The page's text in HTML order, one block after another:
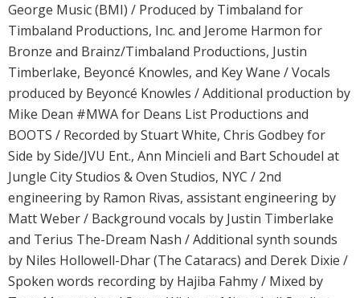
George Music (BMI) / Produced by Timbaland for
Timbaland Productions, Inc. and Jerome Harmon for
Bronze and Brainz/Timbaland Productions, Justin
Timberlake, Beyoncé Knowles, and Key Wane / Vocals
produced by Beyoncé Knowles / Additional production by
Mike Dean #MWA for Deans List Productions and
BOOTS / Recorded by Stuart White, Chris Godbey for
Side by Side/JVU Ent., Ann Mincieli and Bart Schoudel at
Jungle City Studios & Oven Studios, NYC / 2nd
engineering by Ramon Rivas, assistant engineering by
Matt Weber / Background vocals by Justin Timberlake
and Terius The-Dream Nash / Additional synth sounds
by Niles Hollowell-Dhar (The Cataracs) and Derek Dixie /
Spoken words recording by Hajiba Fahmy / Mixed by